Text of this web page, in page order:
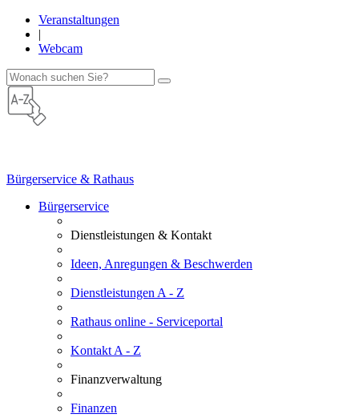
Veranstaltungen
|
Webcam
Bürgerservice & Rathaus
Bürgerservice
Dienstleistungen & Kontakt
Ideen, Anregungen & Beschwerden
Dienstleistungen A - Z
Rathaus online - Serviceportal
Kontakt A - Z
Finanzverwaltung
Finanzen